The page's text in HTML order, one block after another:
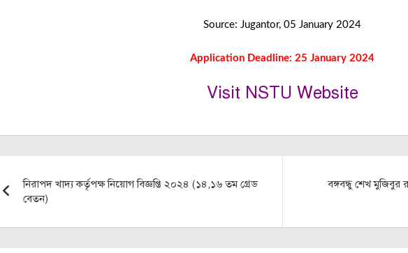
Source: Jugantor, 05 January 2024
Application Deadline: 25 January 2024
Visit NSTU Website
navigation
নিরাপদ খাদ্য কর্তৃপক্ষ নিয়োগ বিজ্ঞপ্তি ২০২৪ (১৪,১৬ তম গ্রেড
বেতন)
বঙ্গবন্ধু শেখ মুজিবুর